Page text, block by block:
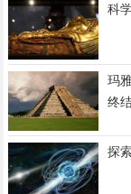
科
玛
终
探